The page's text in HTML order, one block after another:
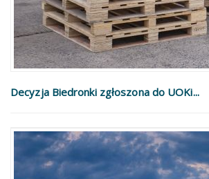
Decyzja Biedronki zgłoszona do UOKi...